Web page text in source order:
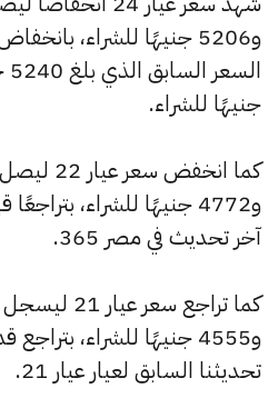
جنيهًا للشراء.
آخر تحديث في مصر 365.
تحديثنا السابق لعيار عيار 21.